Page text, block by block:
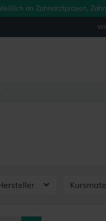
an Zahnarztpraxen,